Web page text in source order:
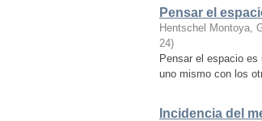
Pensar el
Hentschel Montoya,
24)
Pensar el espacio
uno mismo con los
Incidencia del